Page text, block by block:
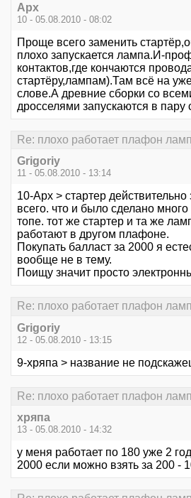
Арх
10 - 05.08.2010 - 08:02
Проще всего заменить
плохо запускается лампа.И-
контактов,где кончаются
стартёру,лампам).Там всё на
слове.А древние сборки со
дросселями запускаются в пару
Re: плохо работает плафон
Grigoriy
11 - 05.08.2010 - 13:14
10-Арх > стартер
всего. что и было сделано
топе. тот же стартер и та же
работают в другом плафоне.
Покупать балласт за 2000 я
вообще не в тему.
Поищу значит просто
Re: плохо работает плафон
Grigoriy
12 - 05.08.2010 - 13:15
9-хряпа > название не
Re: плохо работает плафон
хряпа
13 - 05.08.2010 - 14:32
у меня работает по 180 уже 2
2000 если можно взять за 200 -